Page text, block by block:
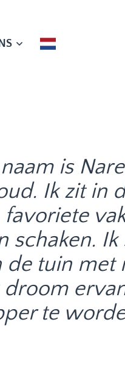
is
Ik zit in
schaken. Ik
de tuin met
droom
te